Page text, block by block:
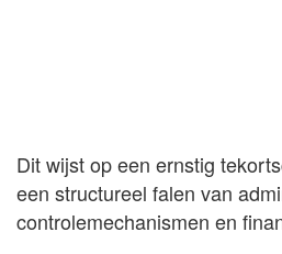
Dit wijst op een ernstig
een structureel falen van
controlemechanismen en